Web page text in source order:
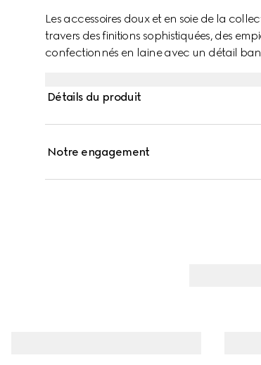
Les accessoires doux et en soie de la
travers des finitions sophistiquées, des
confectionnés en laine avec un détail
Détails du produit
Notre engagement